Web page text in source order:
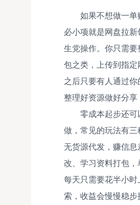
如果不想做一
必小项就是网盘拉
生党操作。你只需
包之类，上传到指
之后只要有人通过
整理好资源做好分
零成本起步还
做，常见的玩法有
无货源代发，赚信
改、学习资料打包
每天只需要花半小
索，收益会慢慢稳步